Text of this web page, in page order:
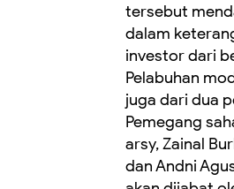
tersebut
dalam
investor dari
Pelabuhan
juga dari dua
‎Pemegang
arsy, Zainal
dan Andni